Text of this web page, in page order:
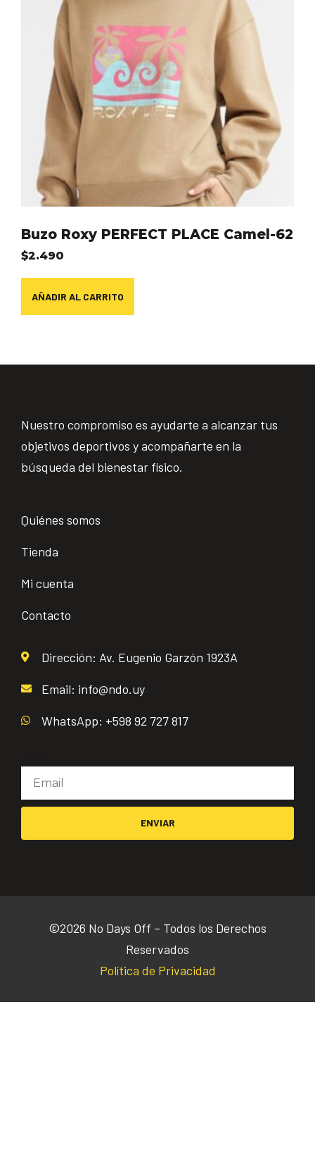
Buzo Roxy PERFECT PLACE Camel-62
$2.490
AÑADIR AL CARRITO
Nuestro compromiso es ayudarte a alcanzar tus
objetivos deportivos y acompañarte en la
búsqueda del bienestar físico.
Quiénes somos
Tienda
Mi cuenta
Contacto
Dirección: Av. Eugenio Garzón 1923A
Email: info@ndo.uy
WhatsApp: +598 92 727 817
ENVIAR
©2026 No Days Off – Todos los Derechos
Reservados
Política de Privacidad